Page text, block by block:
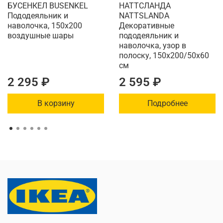
любителю природы. Комплект прост в уходе и подарит
комфорт вашему ребенку каждую ночь. Идеально
подходит для подарка – согрейте сердца близких
теплом леса и заботой о деталях.
БУСЕНКЕЛ BUSENKEL
Пододеяльник и
наволочка, 150х200
воздушные шары
2 295 ₽
В корзину
НАТТСЛАНДА
NATTSLANDA
Декоративные
пододеяльник и
наволочка, узор в
полоску, 150x200/50x60
см
2 595 ₽
Подробнее